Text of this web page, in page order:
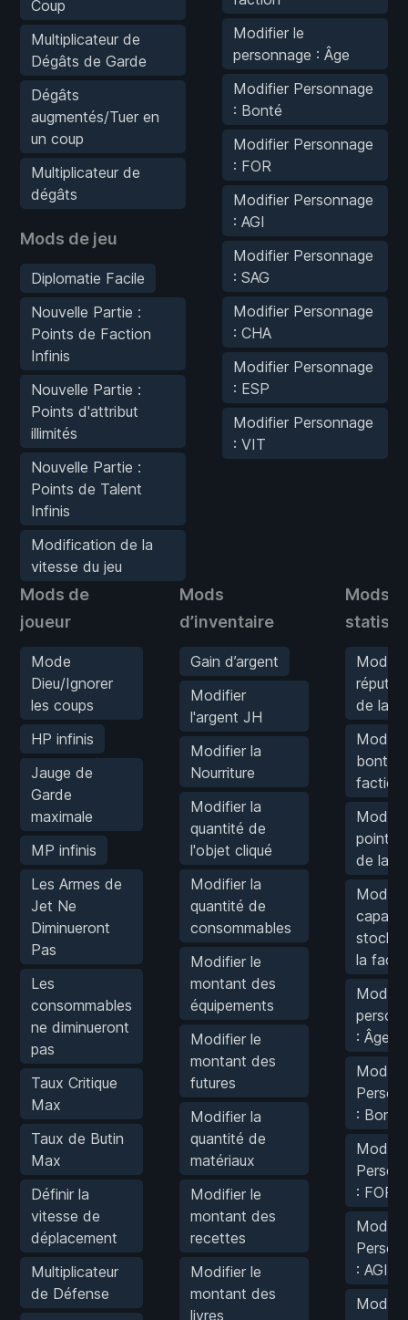
Coup
Multiplicateur de
Dégâts de Garde
Dégâts
augmentés/Tuer en
un coup
Multiplicateur de
dégâts
Mods de jeu
Diplomatie Facile
Nouvelle Partie :
Points de Faction
Infinis
Nouvelle Partie :
Points d'attribut
illimités
Nouvelle Partie :
Points de Talent
Infinis
Modification de la
vitesse du jeu
Modifier le
personnage : Âge
Modifier Personnage
: Bonté
Modifier Personnage
: FOR
Modifier Personnage
: AGI
Modifier Personnage
: SAG
Modifier Personnage
: CHA
Modifier Personnage
: ESP
Modifier Personnage
: VIT
Mods de
joueur
Mode
Dieu/Ignorer
les coups
HP infinis
Jauge de
Garde
maximale
MP infinis
Les Armes de
Jet Ne
Diminueront
Pas
Les
consommables
ne diminueront
pas
Taux Critique
Max
Taux de Butin
Max
Définir la
vitesse de
déplacement
Multiplicateur
de Défense
Mods
d’inventaire
Gain d’argent
Modifier
l'argent JH
Modifier la
Nourriture
Modifier la
quantité de
l'objet cliqué
Modifier la
quantité de
consommables
Modifier le
montant des
équipements
Modifier le
montant des
futures
Modifier la
quantité de
matériaux
Modifier le
montant des
recettes
Modifier le
montant des
livres
Mods
de la
bonté
faction
point
de la
la
: Âge
: Bonté
: FOR
: AGI